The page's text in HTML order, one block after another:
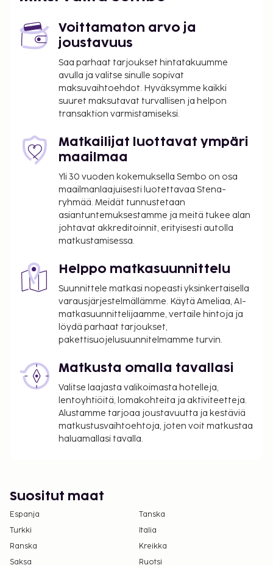
Charles de Gaullen lentokenttä (CDG).
Käytössäsi on ilmaiset sanomalehdet aulassa,
kuivapesula-/pesulapalvelut ja ympäri vuorokauden
auki oleva vastaanotto. Voit rentoutua ja
hemmotella itseäsi palveluihin kuuluvassa täyden
palvelun kylpylässä. Tämän hotellin palveluihin
palvelut ja juhlasali. Tämä hotelli tarjoaa
asiakkailleen välipalabaarin/delin ja kahvila.
Lisämaksullinen buffetaamiainen tarjoillaan
arkipäivisin klo 6.30–10.00 ja viikonloppuisin klo
6.30–11.00. LOCALIZE Tämän majoituspaikan
virallisen tähtiluokituksen on myöntänyt Ranskan
turismin kehitysjärjestö ATOUT.
Majoituspaikka veloittaa seuraavat paikan päällä
suoritettavat maksut. Maksuihin saattaa sisältyä
sovellettavat verot:
Kaupungin perimä vero: 8.45 EUR per henkilö
per yö. Tätä veroa ei peritä alle 18 vuotta
vanhoilta lapsilta.
Tässä on mainittu kaikki majoituspaikan meille
ilmoittamat maksut.
Maksu buffetaamiaisesta: noin 25 EUR per
henkilö
Pysäköintimaksu lähellä sijaitsevalla
pysäköintialueella: 42 EUR per yö (700 metrin
Yllä oleva luettelo ei ehkä kata kaikkea. Maksut ja
takuumaksut eivät välttämättä sisällä veroja, ja ne
saattavat muuttua.
Kansallisten määräysten vuoksi käteismaksut
Voittamaton arvo ja
joustavuus
Saa parhaat tarjoukset hintatakuumme
avulla ja valitse sinulle sopivat
maksuvaihtoehdot. Hyväksymme kaikki
suuret maksutavat turvallisen ja helpon
transaktion varmistamiseksi.
Matkailijat luottavat ympäri
maailmaa
Yli 30 vuoden kokemuksella Sembo on osa
maailmanlaajuisesti luotettavaa Stena-
ryhmää. Meidät tunnustetaan
asiantuntemuksestamme ja meitä tukee alan
johtavat akkreditoinnit, erityisesti autolla
matkustamisessa.
Helppo matkasuunnittelu
Suunnittele matkasi nopeasti yksinkertaisella
varausjärjestelmällämme. Käytä Ameliaa, AI-
matkasuunnittelijaamme, vertaile hintoja ja
löydä parhaat tarjoukset,
pakettisuojelusuunnitelmamme turvin.
Matkusta omalla tavallasi
Valitse laajasta valikoimasta hotelleja,
lentoyhtiöitä, lomakohteita ja aktiviteetteja.
Alustamme tarjoaa joustavuutta ja kestäviä
matkustusvaihtoehtoja, joten voit matkustaa
haluamallasi tavalla.
Suositut maat
Espanja
Tanska
Turkki
Italia
Ranska
Kreikka
Saksa
Ruotsi